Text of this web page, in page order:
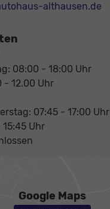
althausen.de
08:00 - 18:00 Uhr
- 12.00 Uhr
07:45 - 17:00 Uhr
Uhr
Google Maps